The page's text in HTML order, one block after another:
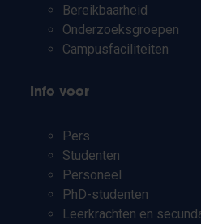
Bereikbaarheid
Onderzoeksgroepen
Campusfaciliteiten
Info voor
Pers
Studenten
Personeel
PhD-studenten
Leerkrachten en